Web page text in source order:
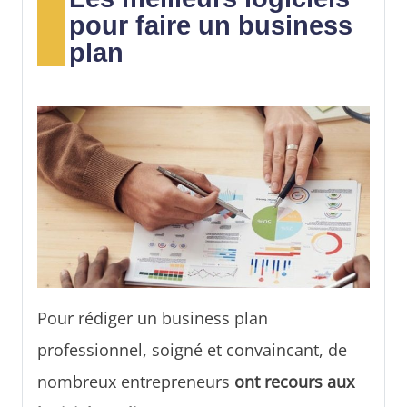
Pour ne pas faire face à la si redoutée page
blanche, nous vous présentons les différentes
rubriques qui seront attendues dans ce document
business plan pertinent par rapport à votre projet.
pour faire un business
plan
Pour rédiger un business plan
professionnel, soigné et convaincant, de
nombreux entrepreneurs ont recours aux